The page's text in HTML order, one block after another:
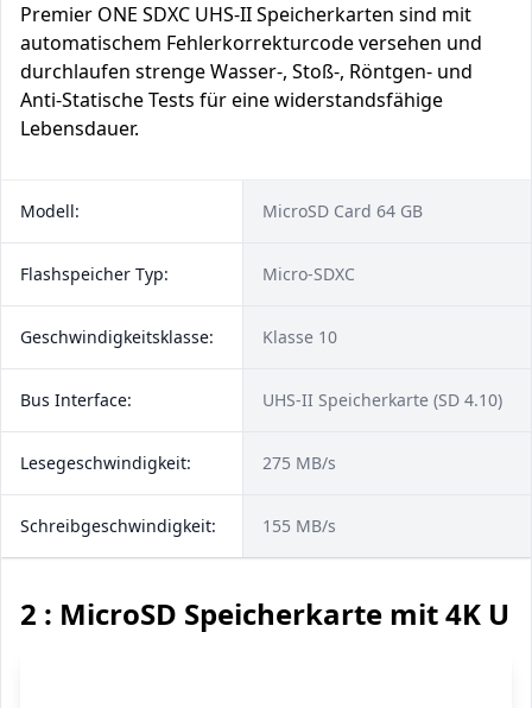
Premier ONE SDXC UHS-II Speicherkarten sind mit
automatischem Fehlerkorrekturcode versehen und
durchlaufen strenge Wasser-, Stoß-, Röntgen- und
Anti-Statische Tests für eine widerstandsfähige
Lebensdauer.
Modell: MicroSD Card 64 GB
Flashspeicher Typ: Micro-SDXC
Geschwindigkeitsklasse: Klasse 10
Bus Interface: UHS-II Speicherkarte (SD 4.10)
Lesegeschwindigkeit: 275 MB/s
Schreibgeschwindigkeit: 155 MB/s
2 : MicroSD Speicherkarte mit 4K